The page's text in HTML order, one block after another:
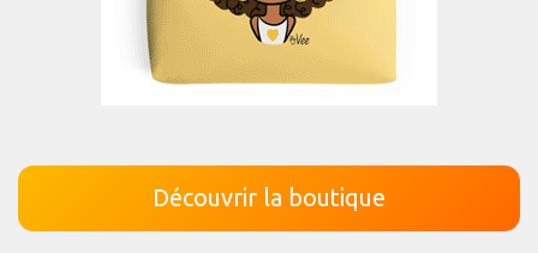
Découvrir la boutique